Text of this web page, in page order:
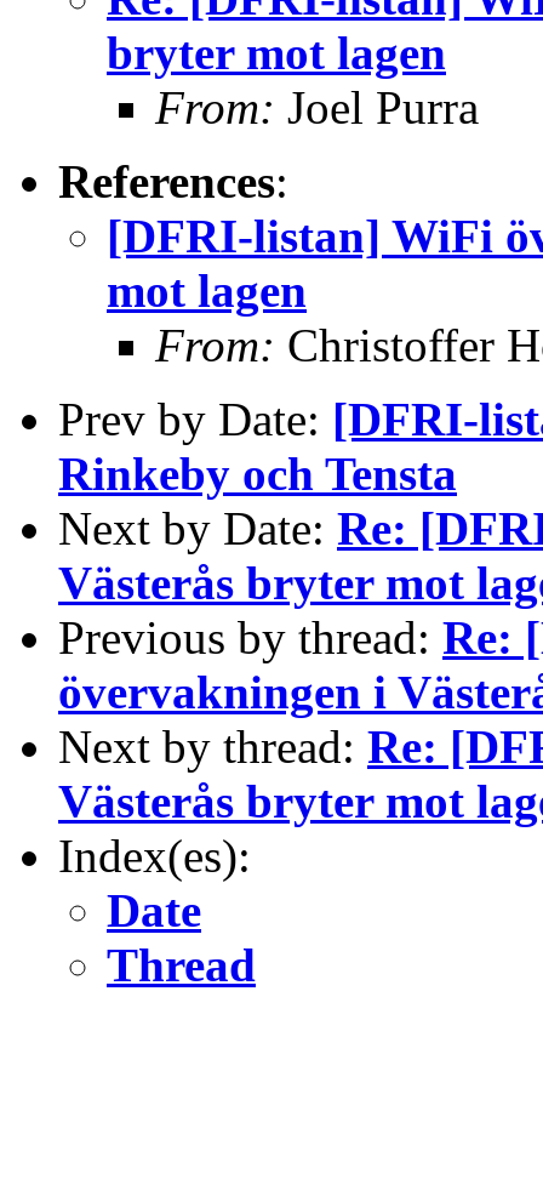
bryter mot lagen
From: Joel Purra
References:
[DFRI-listan] WiFi
mot lagen
From: Christoffer
Prev by Date: [DFRI-
Rinkeby och Tensta
Next by Date: Re:
Västerås bryter mot
Previous by thread: Re:
övervakningen i
Next by thread: Re:
Västerås bryter mot
Index(es):
Date
Thread